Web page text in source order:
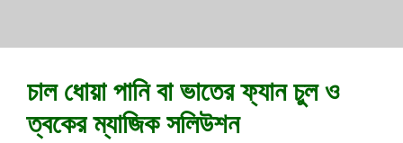
চাল ধোয়া পানি বা ভাতের ফ্যান চুল ও
ত্বকের ম্যাজিক সলিউশন